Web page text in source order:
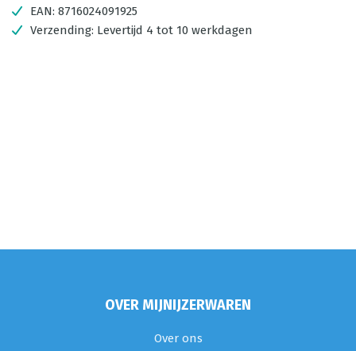
EAN: 8716024091925
Verzending: Levertijd 4 tot 10 werkdagen
OVER MIJNIJZERWAREN
Over ons